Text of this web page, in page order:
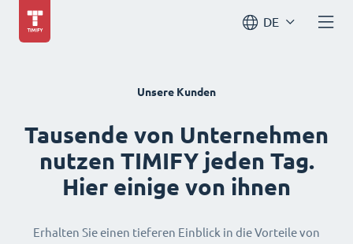
DE
Unsere Kunden
Tausende von Unternehmen
nutzen TIMIFY jeden Tag.
Hier einige von ihnen
Erhalten Sie einen tieferen Einblick in die Vorteile von